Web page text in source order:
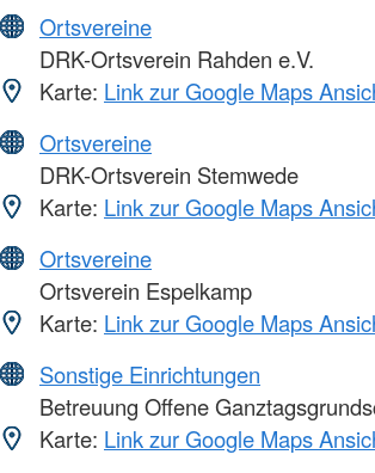
Ortsvereine
DRK-Ortsverein Rahden e.V.
Karte: Link zur Google Maps
Ortsvereine
DRK-Ortsverein Stemwede
Karte: Link zur Google Maps
Ortsvereine
Ortsverein Espelkamp
Karte: Link zur Google Maps
Sonstige Einrichtungen
Betreuung Offene
Karte: Link zur Google Maps